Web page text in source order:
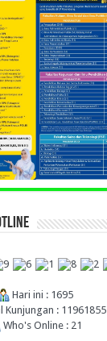
Hari ini : 1695
Kunjungan : 11961855
Who's Online : 21